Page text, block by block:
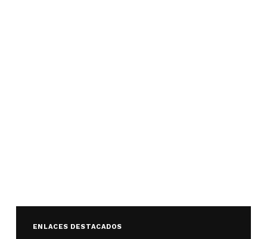
ENLACES DESTACADOS